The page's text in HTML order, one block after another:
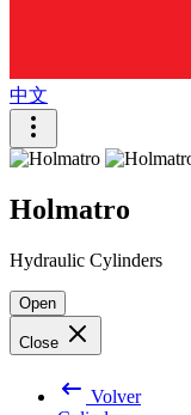
中文
Holmatro
Hydraulic Cylinders
Open
Close
Volver